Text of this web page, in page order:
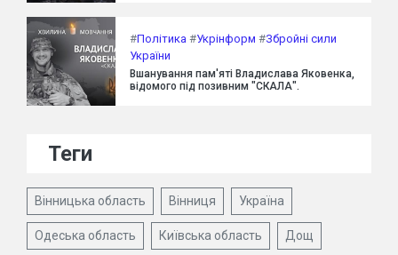
#Політика #Укрінформ #Збройні сили
України
Вшанування пам'яті Владислава Яковенка,
відомого під позивним "СКАЛА".
Теги
Вінницька область Вінниця Україна
Одеська область Київська область Дощ